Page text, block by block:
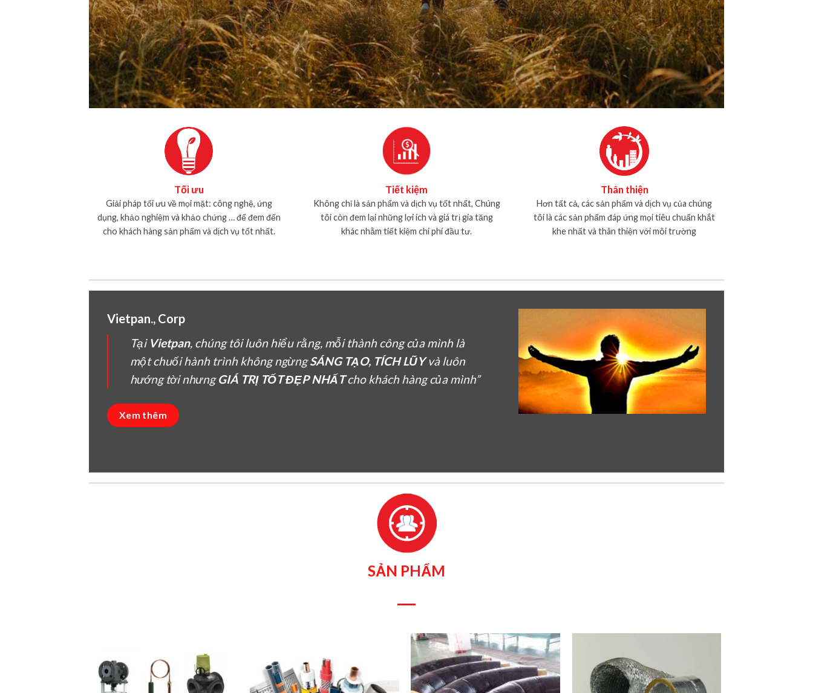
Tối ưu
Giải pháp tối ưu về mọi mặt: công nghệ, ứng
dụng, khảo nghiệm và khảo chứng … để đem đến
cho khách hàng sản phẩm và dịch vụ tốt nhất.
Tiết kiệm
Không chỉ là sản phẩm và dịch vụ tốt nhất, Chúng
tôi còn đem lại những lợi ích và giá trị gia tăng
khác nhằm tiết kiệm chi phí đầu tư.
Thân thiện
Hơn tất cả, các sản phẩm và dịch vụ của chúng
tôi là các sản phẩm đáp ứng mọi tiêu chuẩn khắt
khe nhất và thân thiện với môi trường
Vietpan., Corp
Tại Vietpan, chúng tôi luôn hiểu rằng, mỗi thành công của mình là
một chuối hành trình không ngừngSÁNG TẠO, TÍCH LŨYvà luôn
hướng tời nhưngGIÁ TRỊ TỐT ĐẸP NHẤTcho khách hàng của mình”
Xem thêm
SẢN PHẨM